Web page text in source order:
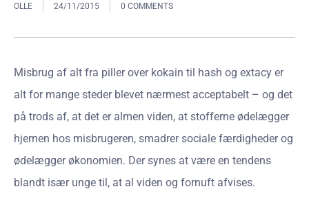
OLLE 24/11/2015 0 COMMENTS
Misbrug af alt fra piller over kokain til hash og extacy er
alt for mange steder blevet nærmest acceptabelt – og det
på trods af, at det er almen viden, at stofferne ødelægger
hjernen hos misbrugeren, smadrer sociale færdigheder og
ødelægger økonomien. Der synes at være en tendens
blandt især unge til, at al viden og fornuft afvises.